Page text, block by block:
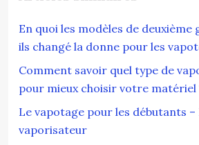
En quoi les modèles de
ils changé la donne pour les
Comment savoir quel type de
pour mieux choisir votre matériel
Le vapotage pour les débutants
vaporisateur